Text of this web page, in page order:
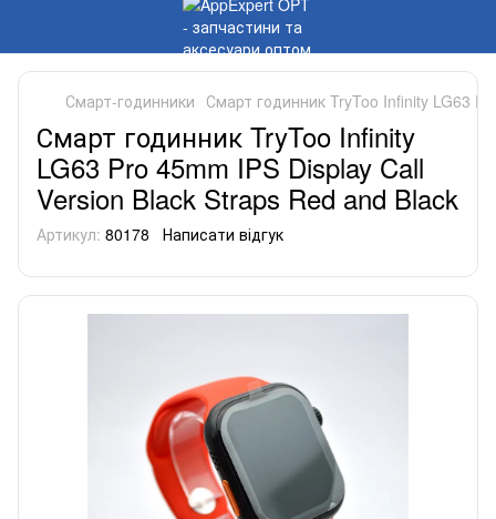
Смарт-годинники Смарт годинник TryToo Infinity LG63
Смарт годинник TryToo Infinity
LG63 Pro 45mm IPS Display Call
Version Black Straps Red and Black
Артикул: 80178 Написати відгук